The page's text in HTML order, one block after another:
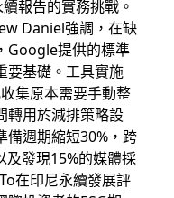
報告的實務挑戰。
Daniel強調，在缺
Google提供的標準
要基礎。工具實施
集原本需要手動整
轉用於減排策略設
備週期縮短30%，跨
及發現15%的媒體採
在印尼永續發展評